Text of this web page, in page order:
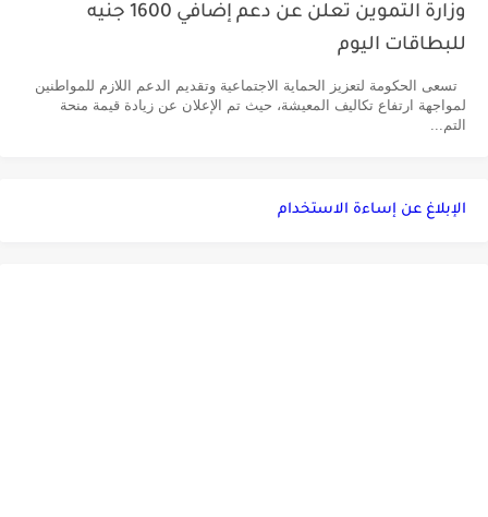
وزارة التموين تعلن عن دعم إضافي 1600 جنيه
للبطاقات اليوم
تسعى الحكومة لتعزيز الحماية الاجتماعية وتقديم الدعم اللازم للمواطنين
لمواجهة ارتفاع تكاليف المعيشة، حيث تم الإعلان عن زيادة قيمة منحة
التم...
الإبلاغ عن إساءة الاستخدام